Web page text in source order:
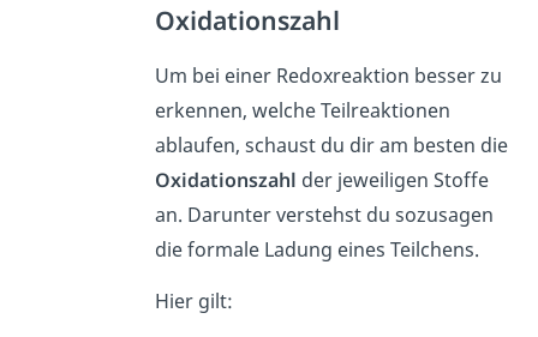
Oxidationszahl
Um bei einer Redoxreaktion besser zu
erkennen, welche Teilreaktionen
ablaufen, schaust du dir am besten die
Oxidationszahl der jeweiligen Stoffe
an. Darunter verstehst du sozusagen
die formale Ladung eines Teilchens.
Hier gilt: